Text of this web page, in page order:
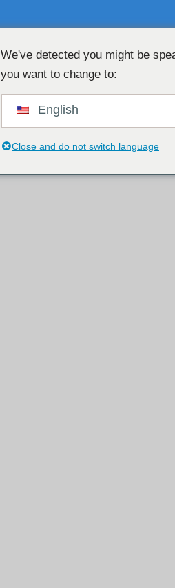
We've detected you might be
you want to change to:
English
Close and do not switch language